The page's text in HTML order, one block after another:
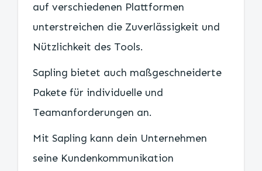
auf verschiedenen Plattformen
unterstreichen die Zuverlässigkeit und
Nützlichkeit des Tools.
Sapling bietet auch maßgeschneiderte
Pakete für individuelle und
Teamanforderungen an.
Mit Sapling kann dein Unternehmen
seine Kundenkommunikation